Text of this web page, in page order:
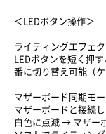
＜LEDボタン操作＞
ライティングエフェク
LEDボタンを短く押
番に切り替え可能（
マザーボード同期モー
マザーボードと接続
白色に点滅 → マザー